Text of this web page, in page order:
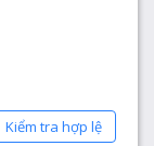
Kiểm tra hợp lệ